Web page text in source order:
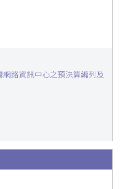
網路資訊中心之預決算編列及